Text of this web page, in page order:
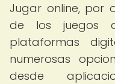
Jugar online, por
de los juegos
plataformas
numerosas
desde